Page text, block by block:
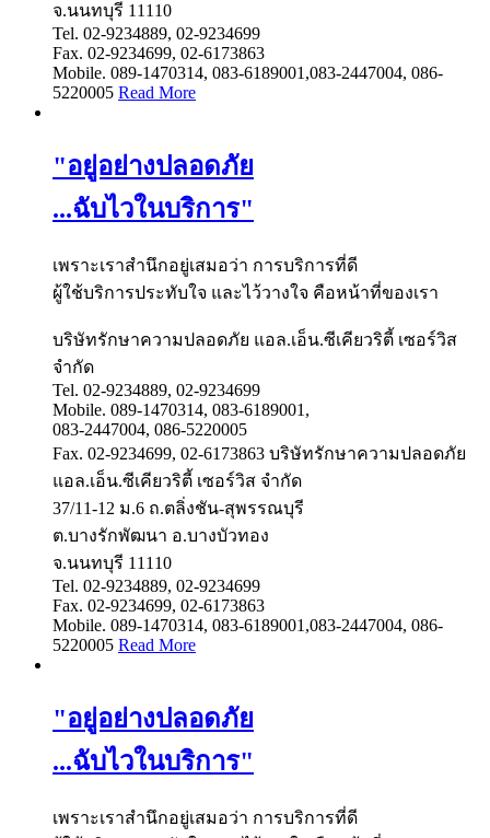
จ.นนทบุรี 11110
Tel. 02-9234889, 02-9234699
Fax. 02-9234699, 02-6173863
Mobile. 089-1470314, 083-6189001,083-2447004, 086-
5220005 Read More
"อยู่อย่างปลอดภัย
...ฉับไวในบริการ"
เพราะเราสำนึกอยู่เสมอว่า การบริการที่ดี
ผู้ใช้บริการประทับใจ และไว้วางใจ คือหน้าที่ของเรา
บริษัทรักษาความปลอดภัย แอล.เอ็น.ซีเคียวริตี้ เซอร์วิส
จำกัด
Tel. 02-9234889, 02-9234699
Mobile. 089-1470314, 083-6189001,
083-2447004, 086-5220005
Fax. 02-9234699, 02-6173863 บริษัทรักษาความปลอดภัย
แอล.เอ็น.ซีเคียวริตี้ เซอร์วิส จำกัด
37/11-12 ม.6 ถ.ตลิ่งชัน-สุพรรณบุรี
ต.บางรักพัฒนา อ.บางบัวทอง
จ.นนทบุรี 11110
Tel. 02-9234889, 02-9234699
Fax. 02-9234699, 02-6173863
Mobile. 089-1470314, 083-6189001,083-2447004, 086-
5220005 Read More
"อยู่อย่างปลอดภัย
...ฉับไวในบริการ"
เพราะเราสำนึกอยู่เสมอว่า การบริการที่ดี